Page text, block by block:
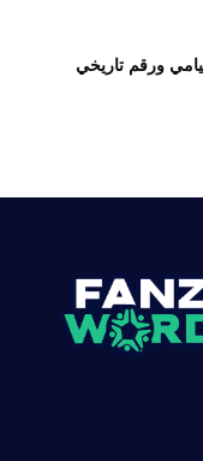
ورقم تاريخي